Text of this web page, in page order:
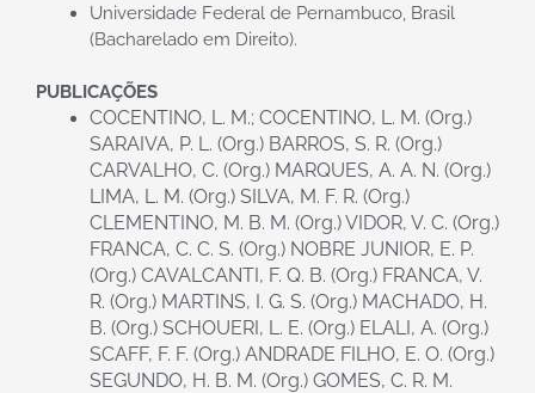
Universidade Federal de Pernambuco, Brasil
(Bacharelado em Direito).
PUBLICAÇÕES
COCENTINO, L. M.; COCENTINO, L. M. (Org.)
SARAIVA, P. L. (Org.) BARROS, S. R. (Org.)
CARVALHO, C. (Org.) MARQUES, A. A. N. (Org.)
LIMA, L. M. (Org.) SILVA, M. F. R. (Org.)
CLEMENTINO, M. B. M. (Org.) VIDOR, V. C. (Org.)
FRANCA, C. C. S. (Org.) NOBRE JUNIOR, E. P.
(Org.) CAVALCANTI, F. Q. B. (Org.) FRANCA, V.
R. (Org.) MARTINS, I. G. S. (Org.) MACHADO, H.
B. (Org.) SCHOUERI, L. E. (Org.) ELALI, A. (Org.)
SCAFF, F. F. (Org.) ANDRADE FILHO, E. O. (Org.)
SEGUNDO, H. B. M. (Org.) GOMES, C. R. M.